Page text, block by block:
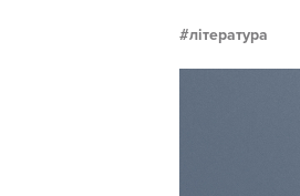
література